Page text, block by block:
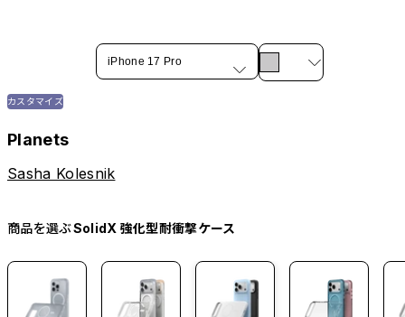
iPhone 17 Pro
カスタマイズ
Planets
Sasha Kolesnik
商品を選ぶSolidX 強化型耐衝撃ケース